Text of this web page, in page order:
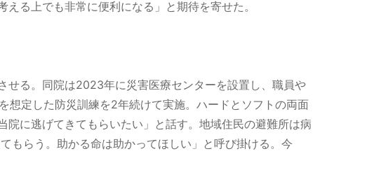
る上でも非常に便利になる」と期待を寄せた。
せる。同院は2023年に災害医療センターを設置し、職員や
定した防災訓練を2年続けて実施。ハードとソフトの両面
に逃げてきてもらいたい」と話す。地域住民の避難所は病
もらう。助かる命は助かってほしい」と呼び掛ける。今